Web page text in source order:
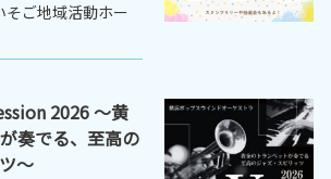
ご地域活動ホー
2026 〜黄
奏でる、至高の
〜